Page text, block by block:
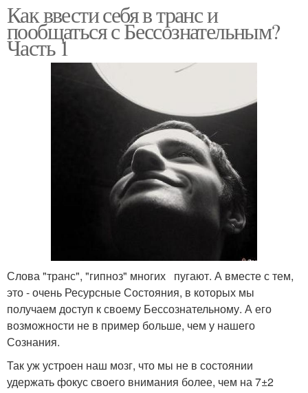
Как ввести себя в транс и
пообщаться с Бессознательным?
Часть 1
Слова "транс", "гипноз" многих пугают. А вместе с тем,
это - очень Ресурсные Состояния, в которых мы
получаем доступ к своему Бессознательному. А его
возможности не в пример больше, чем у нашего
Сознания.
Так уж устроен наш мозг, что мы не в состоянии
удержать фокус своего внимания более, чем на 7±2